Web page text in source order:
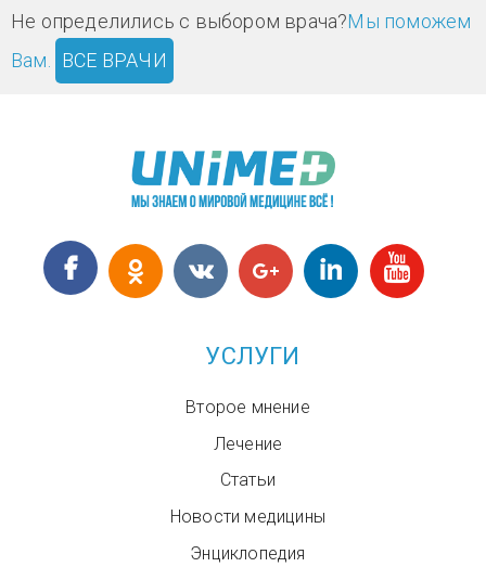
Не определились с выбором врача?Мы поможем
Вам. ВСЕ ВРАЧИ
УСЛУГИ
Второе мнение
Лечение
Статьи
Новости медицины
Энциклопедия